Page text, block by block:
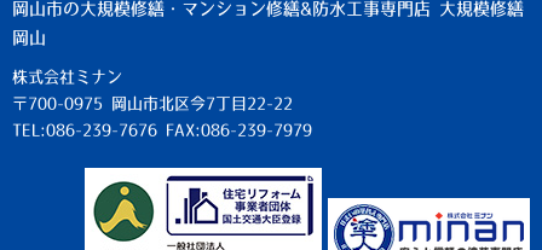
岡山市の大規模修繕・マンション修繕&防水工事専門店 大規模修繕
岡山
株式会社ミナン
〒700-0975 岡山市北区今7丁目22-22
TEL:086-239-7676 FAX:086-239-7979